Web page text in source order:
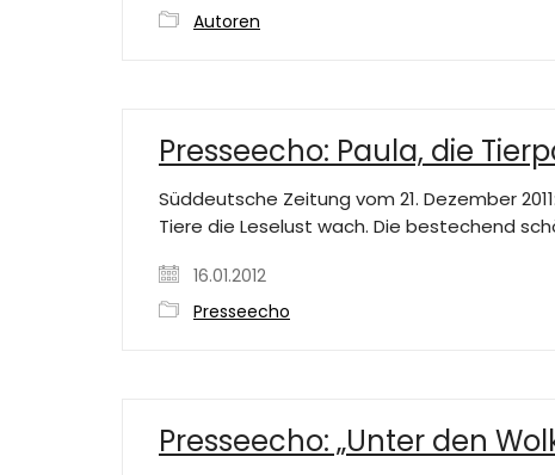
Autoren
Presseecho: Paula, die
Süddeutsche Zeitung vom 21. Dezember
Tiere die Leselust wach. Die bestechend
16.01.2012
Presseecho
Presseecho: „Unter den